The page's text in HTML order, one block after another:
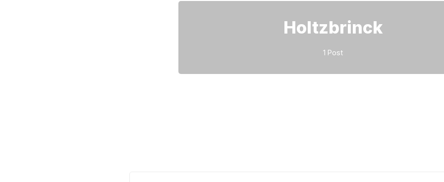
Holtzbrinck
1 Post